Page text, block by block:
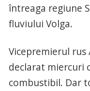
întreaga regiune
fluviului Volga.
Vicepremierul rus
declarat miercuri
combustibil. Dar